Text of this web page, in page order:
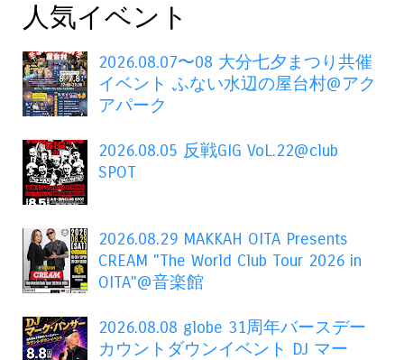
人気イベント
2026.08.07〜08 大分七夕まつり共催
イベント ふない水辺の屋台村@アク
アパーク
2026.08.05 反戦GIG VoL.22@club
SPOT
2026.08.29 MAKKAH OITA Presents
CREAM "The World Club Tour 2026 in
OITA"@音楽館
2026.08.08 globe 31周年バースデー
カウントダウンイベント DJ マー